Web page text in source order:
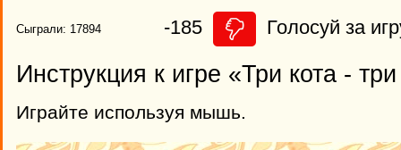
Сыграли: 17894 -185 Голосуй за
Инструкция к игре «Три кота -
Играйте используя мышь.